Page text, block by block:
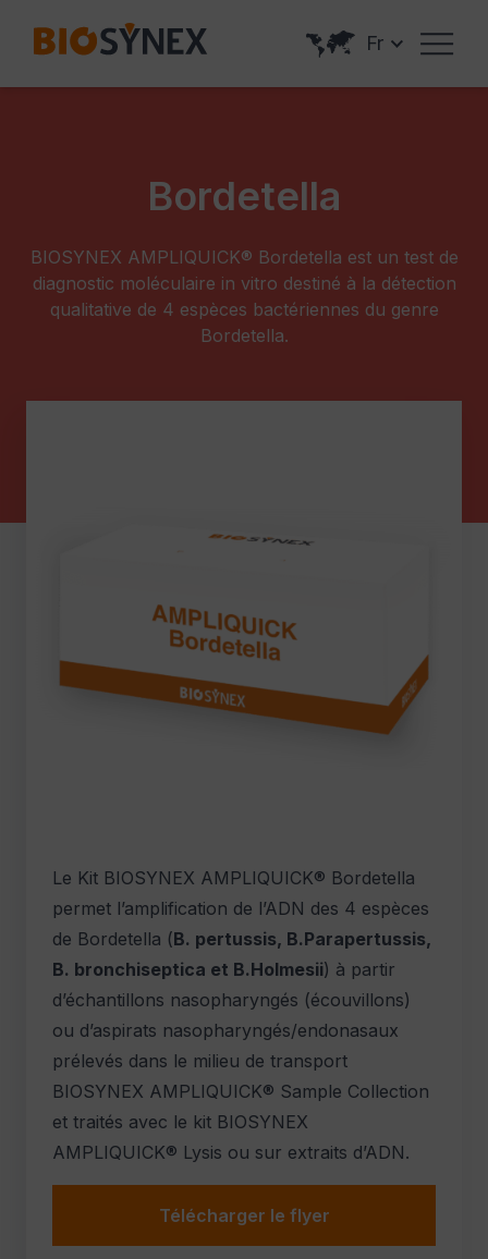
Fr
Bordetella
BIOSYNEX AMPLIQUICK® Bordetella est un test de
diagnostic moléculaire in vitro destiné à la détection
qualitative de 4 espèces bactériennes du genre
Bordetella.
Le Kit BIOSYNEX AMPLIQUICK® Bordetella
permet l’amplification de l’ADN des 4 espèces
de Bordetella (B. pertussis, B.Parapertussis,
B. bronchiseptica et B.Holmesii) à partir
d’échantillons nasopharyngés (écouvillons)
ou d’aspirats nasopharyngés/endonasaux
prélevés dans le milieu de transport
BIOSYNEX AMPLIQUICK® Sample Collection
et traités avec le kit BIOSYNEX
AMPLIQUICK® Lysis ou sur extraits d’ADN.
Télécharger le flyer